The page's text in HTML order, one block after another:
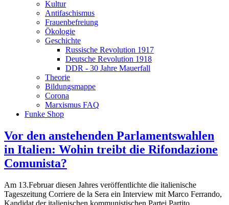
Kultur
Antifaschismus
Frauenbefreiung
Ökologie
Geschichte
Russische Revolution 1917
Deutsche Revolution 1918
DDR - 30 Jahre Mauerfall
Theorie
Bildungsmappe
Corona
Marxismus FAQ
Funke Shop
Vor den anstehenden Parlamentswahlen
in Italien: Wohin treibt die Rifondazione
Comunista?
Am 13.Februar diesen Jahres veröffentlichte die italienische
Tageszeitung Corriere de la Sera ein Interview mit Marco Ferrando,
Kandidat der italienischen kommunistischen Partei Partito